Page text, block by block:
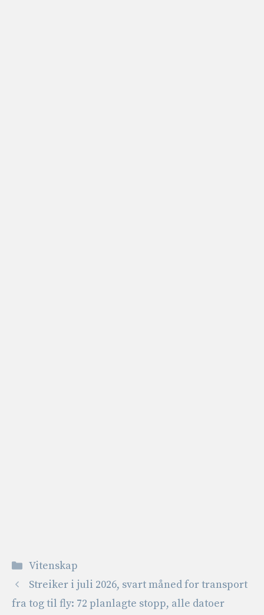
Kategorier
Vitenskap
Streiker i juli 2026, svart måned for transport
fra tog til fly: 72 planlagte stopp, alle datoer